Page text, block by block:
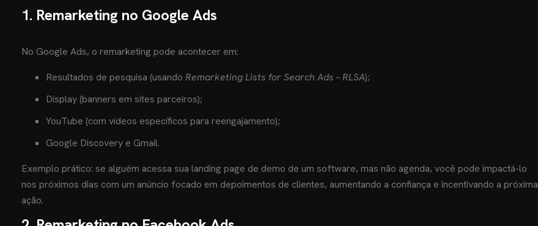
1. Remarketing no Google Ads
No Google Ads, o remarketing pode acontecer em:
Resultados de pesquisa (usando Remarketing Lists for Search Ads – RLSA);
Display (banners em sites parceiros);
YouTube (com vídeos específicos para reengajamento);
Google Discovery e Gmail.
Exemplo prático: se alguém acessa sua landing page de demo de um software, mas não agenda, você pode impactá-lo
nos próximos dias com um anúncio focado em depoimentos de clientes, aumentando a confiança e incentivando a próxima
ação.